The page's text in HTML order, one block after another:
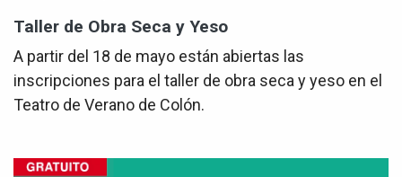
Taller de Obra Seca y Yeso
A partir del 18 de mayo están abiertas las
inscripciones para el taller de obra seca y yeso en el
Teatro de Verano de Colón.